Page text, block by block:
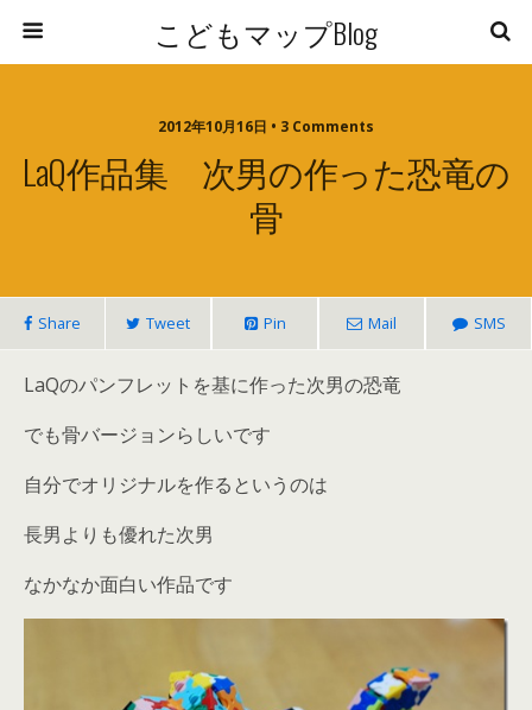
こどもマップBlog
2012年10月16日 • 3 Comments
LaQ作品集 次男の作った恐竜の
骨
Share Tweet Pin Mail SMS
LaQのパンフレットを基に作った次男の恐竜
でも骨バージョンらしいです
自分でオリジナルを作るというのは
長男よりも優れた次男
なかなか面白い作品です